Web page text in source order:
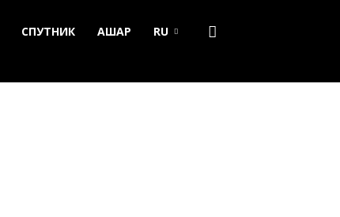
СПУТНИК АШАР RU